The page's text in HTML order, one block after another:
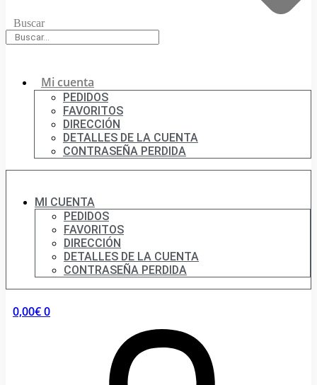
Buscar
Mi cuenta
PEDIDOS
FAVORITOS
DIRECCIÓN
DETALLES DE LA CUENTA
CONTRASEÑA PERDIDA
MI CUENTA
PEDIDOS
FAVORITOS
DIRECCIÓN
DETALLES DE LA CUENTA
CONTRASEÑA PERDIDA
0,00€0